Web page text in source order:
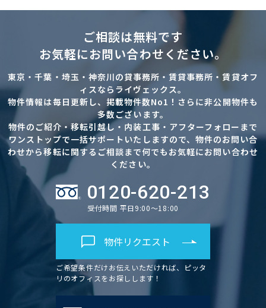
ご相談は無料です
お気軽にお問い合わせください。
東京・千葉・埼玉・神奈川の貸事務所・賃貸事務所・賃貸オフ
ィスならライヴェックス。
物件情報は毎日更新し、掲載物件数No1！さらに非公開物件も
多数ございます。
物件のご紹介・移転引越し・内装工事・アフターフォローまで
ワンストップで一括サポートいたしますので、物件のお問い合
わせから移転に関するご相談まで何でもお気軽にお問い合わせ
ください。
0120-620-213
受付時間 平日9:00～18:00
物件リクエスト
ご希望条件だけお伝えいただければ、ピッタ
リのオフィスをお探しします！